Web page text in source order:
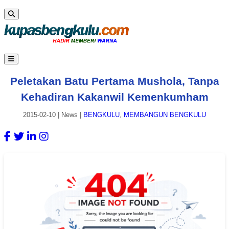
Peletakan Batu Pertama Mushola, Tanpa
Kehadiran Kakanwil Kemenkumham
2015-02-10 News BENGKULU, MEMBANGUN BENGKULU